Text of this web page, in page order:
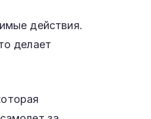
действия.
делает